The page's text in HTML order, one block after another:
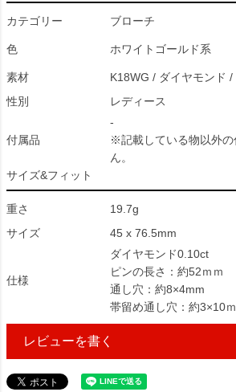
カテゴリー ブローチ
色 ホワイトゴールド系
素材
K18WG / ダイヤモンド
性別
レディース
付属品
-
※記載している物以外
ん。
サイズ&フィット
重さ
19.7g
サイズ
45 x 76.5mm
仕様
ダイヤモンド0.10ct
ピンの長さ：約52ｍｍ
通し穴：約8×4mm
帯留め通し穴：約3×10
レビューを書く